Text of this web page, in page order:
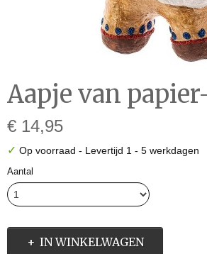
Aapje van
€ 14,95
✓ Op voorraad - Levertijd 1 - 5 werkdagen
Aantal
IN WINKELWAGEN